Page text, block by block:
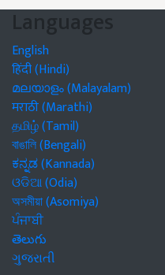
Languages
English
हिंदी (Hindi)
മലയാളം (Malayalam)
मराठी (Marathi)
தமிழ் (Tamil)
বাঙালি (Bengali)
ಕನ್ನಡ (Kannada)
ଓଡିଆ (Odia)
অসমীয়া (Asomiya)
ਪੰਜਾਬੀ
తెలుగు
ગુજરાતી